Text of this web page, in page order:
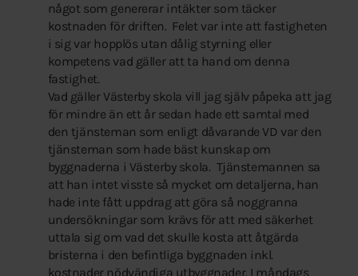
något som genererar intäkter som täcker
kostnaden för driften. Felet var inte att fastigheten
i sig var hopplös utan dålig styrning eller
kompetens vad gäller att ta hand om denna
fastighet.
Vad gäller Västerby skola vill jag själv påpeka att jag
för mindre än ett år sedan hade ett samtal med
den tjänsteman som enligt dåvarande VD var den
tjänsteman som hade bäst kunskap om
byggnaderna i Västerby skola. Tjänstemannen sa
att han intet visste så mycket om detaljerna, han
hade inte fått uppdrag att göra så noggranna
undersökningar som krävs för att med säkerhet
uttala sig om vad det skulle kosta att åtgärda
bristerna i den befintliga byggnaden inkl.
kostnader nödvändiga utbyggnader. I måndags